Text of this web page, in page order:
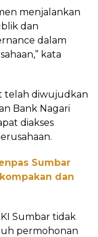
menjalankan
dan
dalam
kata
telah diwujudkan
Bank Nagari
diakses
Sumbar
dan
Sumbar tidak
permohonan